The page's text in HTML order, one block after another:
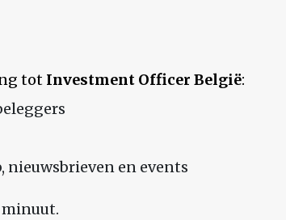
tot Investment Officer België:
nieuwsbrieven en events